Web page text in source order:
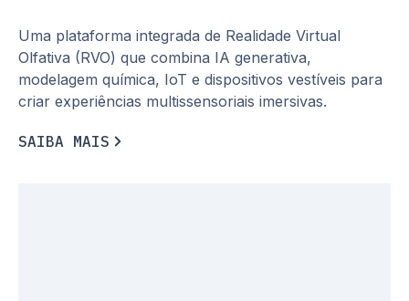
Uma plataforma integrada de Realidade Virtual
Olfativa (RVO) que combina IA generativa,
modelagem química, IoT e dispositivos vestíveis para
criar experiências multissensoriais imersivas.
SAIBA MAIS